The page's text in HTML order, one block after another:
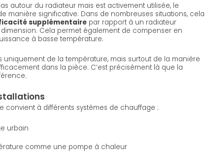
autour du radiateur mais est activement utilisée, le
manière significative. Dans de nombreuses situations, cela
supplémentaire par rapport à un radiateur
Cela permet également de compenser en
à basse température.
de la température, mais surtout de la manière
dans la pièce. C’est précisément là que la
convient à différents systèmes de chauffage :
urbain
comme une pompe à chaleur